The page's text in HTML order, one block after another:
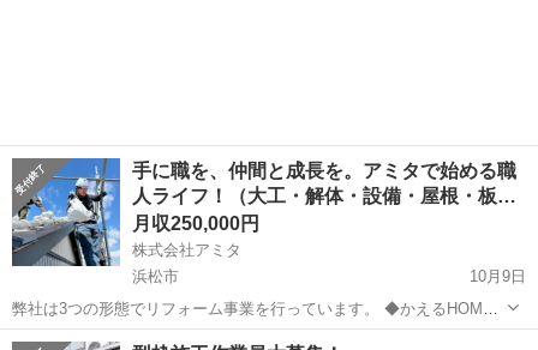
手に職を、仲間と成長を。アミタで始める職
人ライフ！（大工・解体・設備・屋根・板…
月収250,000円
株式会社アミタ
浜松市
10月9日
弊社は3つの形態でリフォーム事業を行っています。 ◆かえるHOME
└キッチン・トイレ・浴室バスルーム・洗面所 などの水まわりの設備
静岡 浜松市 大工 屋根